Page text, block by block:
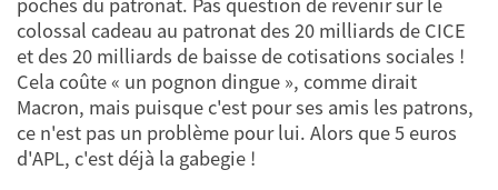
poches du patronat. Pas question de revenir sur le
colossal cadeau au patronat des 20 milliards de CICE
et des 20 milliards de baisse de cotisations sociales !
Cela coûte « un pognon dingue », comme dirait
Macron, mais puisque c'est pour ses amis les patrons,
ce n'est pas un problème pour lui. Alors que 5 euros
d'APL, c'est déjà la gabegie !